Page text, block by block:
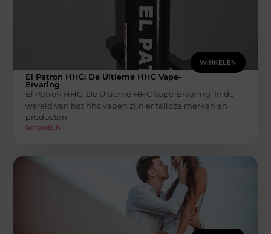
WINKELEN
El Patron HHC: De Ultieme HHC Vape-
Ervaring
El Patron HHC: De Ultieme HHC Vape-Ervaring In de
wereld van het hhc vapen zijn er talloze merken en
producten
Smoods.nl